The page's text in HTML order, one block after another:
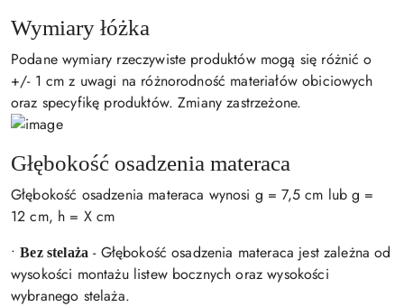
Wymiary łóżka
Podane wymiary rzeczywiste produktów mogą się różnić o
+/- 1 cm z uwagi na różnorodność materiałów obiciowych
oraz specyfikę produktów. Zmiany zastrzeżone.
Głębokość osadzenia materaca
Głębokość osadzenia materaca wynosi g = 7,5 cm lub g =
12 cm, h = X cm
•Bez stelaża - Głębokość osadzenia materaca jest zależna od
wysokości montażu listew bocznych oraz wysokości
wybranego stelaża.